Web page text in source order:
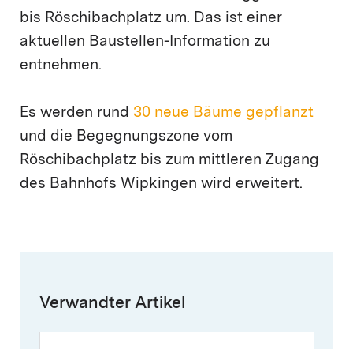
bis Röschibachplatz um. Das ist einer
aktuellen Baustellen-Information zu
entnehmen.
Es werden rund 30 neue Bäume gepflanzt
und die Begegnungszone vom
Röschibachplatz bis zum mittleren Zugang
des Bahnhofs Wipkingen wird erweitert.
Verwandter Artikel